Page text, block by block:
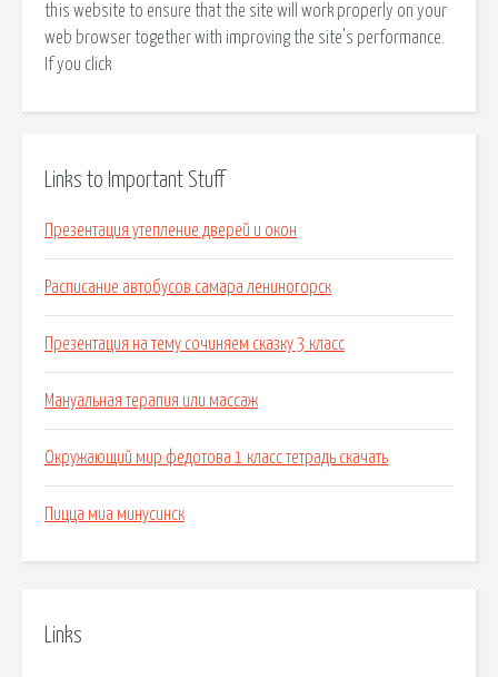
this website to ensure that the site will work properly on your
web browser together with improving the site's performance.
If you click
Links to Important Stuff
Презентация утепление дверей и окон
Расписание автобусов самара лениногорск
Презентация на тему сочиняем сказку 3 класс
Мануальная терапия или массаж
Окружающий мир федотова 1 класс тетрадь скачать
Пицца миа минусинск
Links